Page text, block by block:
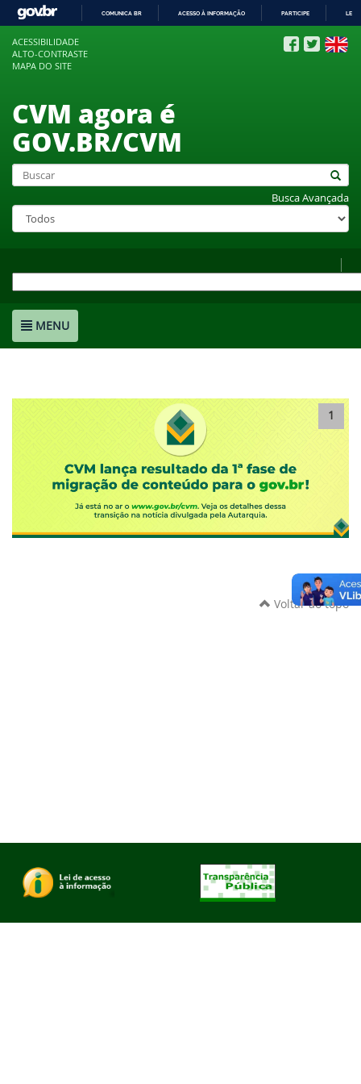
COMUNICA BR ACESSO À INFORMAÇÃO PARTICIPE
ACESSIBILIDADE
ALTO-CONTRASTE
MAPA DO SITE
CVM agora é
GOV.BR/CVM
Busca Avançada
MENU
1
Voltar ao topo